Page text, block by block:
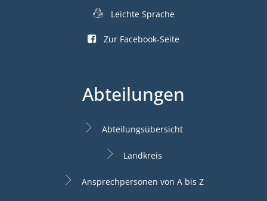
Leichte Sprache
Zur Facebook-Seite
Abteilungen
Abteilungsübersicht
Landkreis
Ansprechpersonen von A bis Z